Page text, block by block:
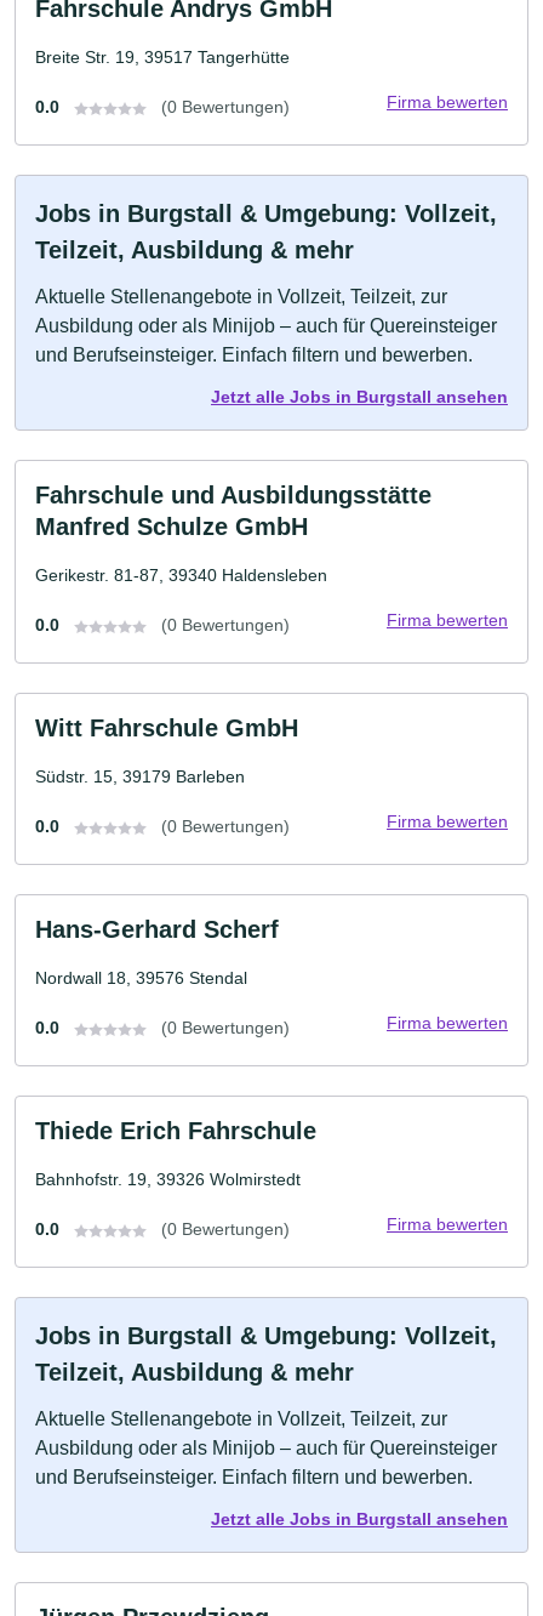
Fahrschule Andrys GmbH
Breite Str. 19, 39517 Tangerhütte
0.0 (0 Bewertungen) Firma bewerten
Jobs in Burgstall & Umgebung: Vollzeit,
Teilzeit, Ausbildung & mehr
Aktuelle Stellenangebote in Vollzeit, Teilzeit, zur
Ausbildung oder als Minijob – auch für Quereinsteiger
und Berufseinsteiger. Einfach filtern und bewerben.
Jetzt alle Jobs in Burgstall ansehen
Fahrschule und Ausbildungsstätte
Manfred Schulze GmbH
Gerikestr. 81-87, 39340 Haldensleben
0.0 (0 Bewertungen) Firma bewerten
Witt Fahrschule GmbH
Südstr. 15, 39179 Barleben
0.0 (0 Bewertungen) Firma bewerten
Hans-Gerhard Scherf
Nordwall 18, 39576 Stendal
0.0 (0 Bewertungen) Firma bewerten
Thiede Erich Fahrschule
Bahnhofstr. 19, 39326 Wolmirstedt
0.0 (0 Bewertungen) Firma bewerten
Jobs in Burgstall & Umgebung: Vollzeit,
Teilzeit, Ausbildung & mehr
Aktuelle Stellenangebote in Vollzeit, Teilzeit, zur
Ausbildung oder als Minijob – auch für Quereinsteiger
und Berufseinsteiger. Einfach filtern und bewerben.
Jetzt alle Jobs in Burgstall ansehen